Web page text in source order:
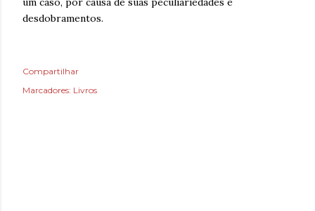
desdobramentos.
Compartilhar
Marcadores: Livros